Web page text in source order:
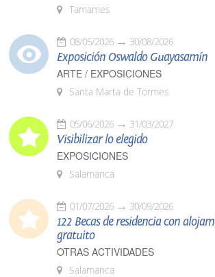
Tamames
08/05/2026 30/08/2026
Exposición Oswaldo Guayasamín
ARTE / EXPOSICIONES
Santa Marta de Tormes
05/06/2026 31/03/2027
Visibilizar lo elegido
EXPOSICIONES
Salamanca
01/07/2026 30/09/2026
122 Becas de residencia con
gratuito
OTRAS ACTIVIDADES
Salamanca